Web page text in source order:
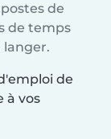
de
de temps
langer.
de
à vos